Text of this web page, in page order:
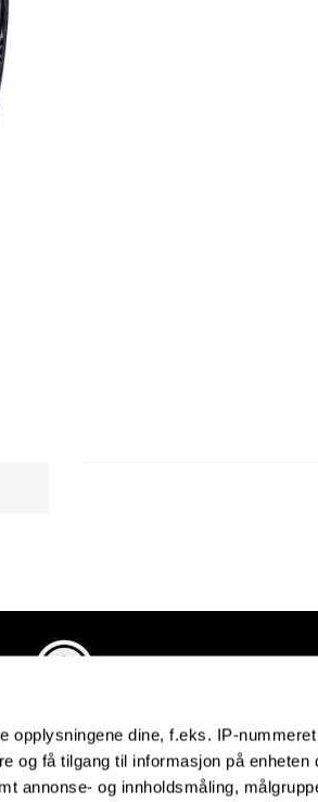
opplysningene dine, f.eks. IP-
og få tilgang til informasjon på enheten
annonse- og innholdsmåling,
Industriveien 4
4879 Grimstad